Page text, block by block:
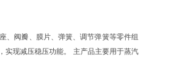
、阀瓣、膜片、弹簧、调节弹簧等零件组
现减压稳压功能。
主产品主要用于蒸汽